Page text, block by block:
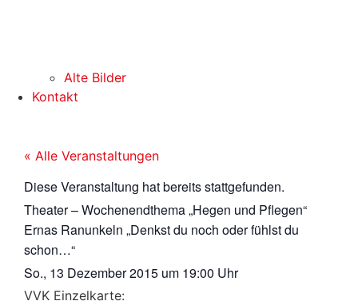
Alte Bilder
Kontakt
« Alle Veranstaltungen
Diese Veranstaltung hat bereits stattgefunden.
Theater – Wochenendthema „Hegen und Pflegen“
Ernas Ranunkeln „Denkst du noch oder fühlst du
schon…“
So., 13 Dezember 2015 um 19:00 Uhr
VVK Einzelkarte: